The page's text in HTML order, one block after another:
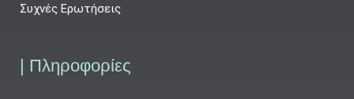
Συχνές Ερωτήσεις
| Πληροφορίες